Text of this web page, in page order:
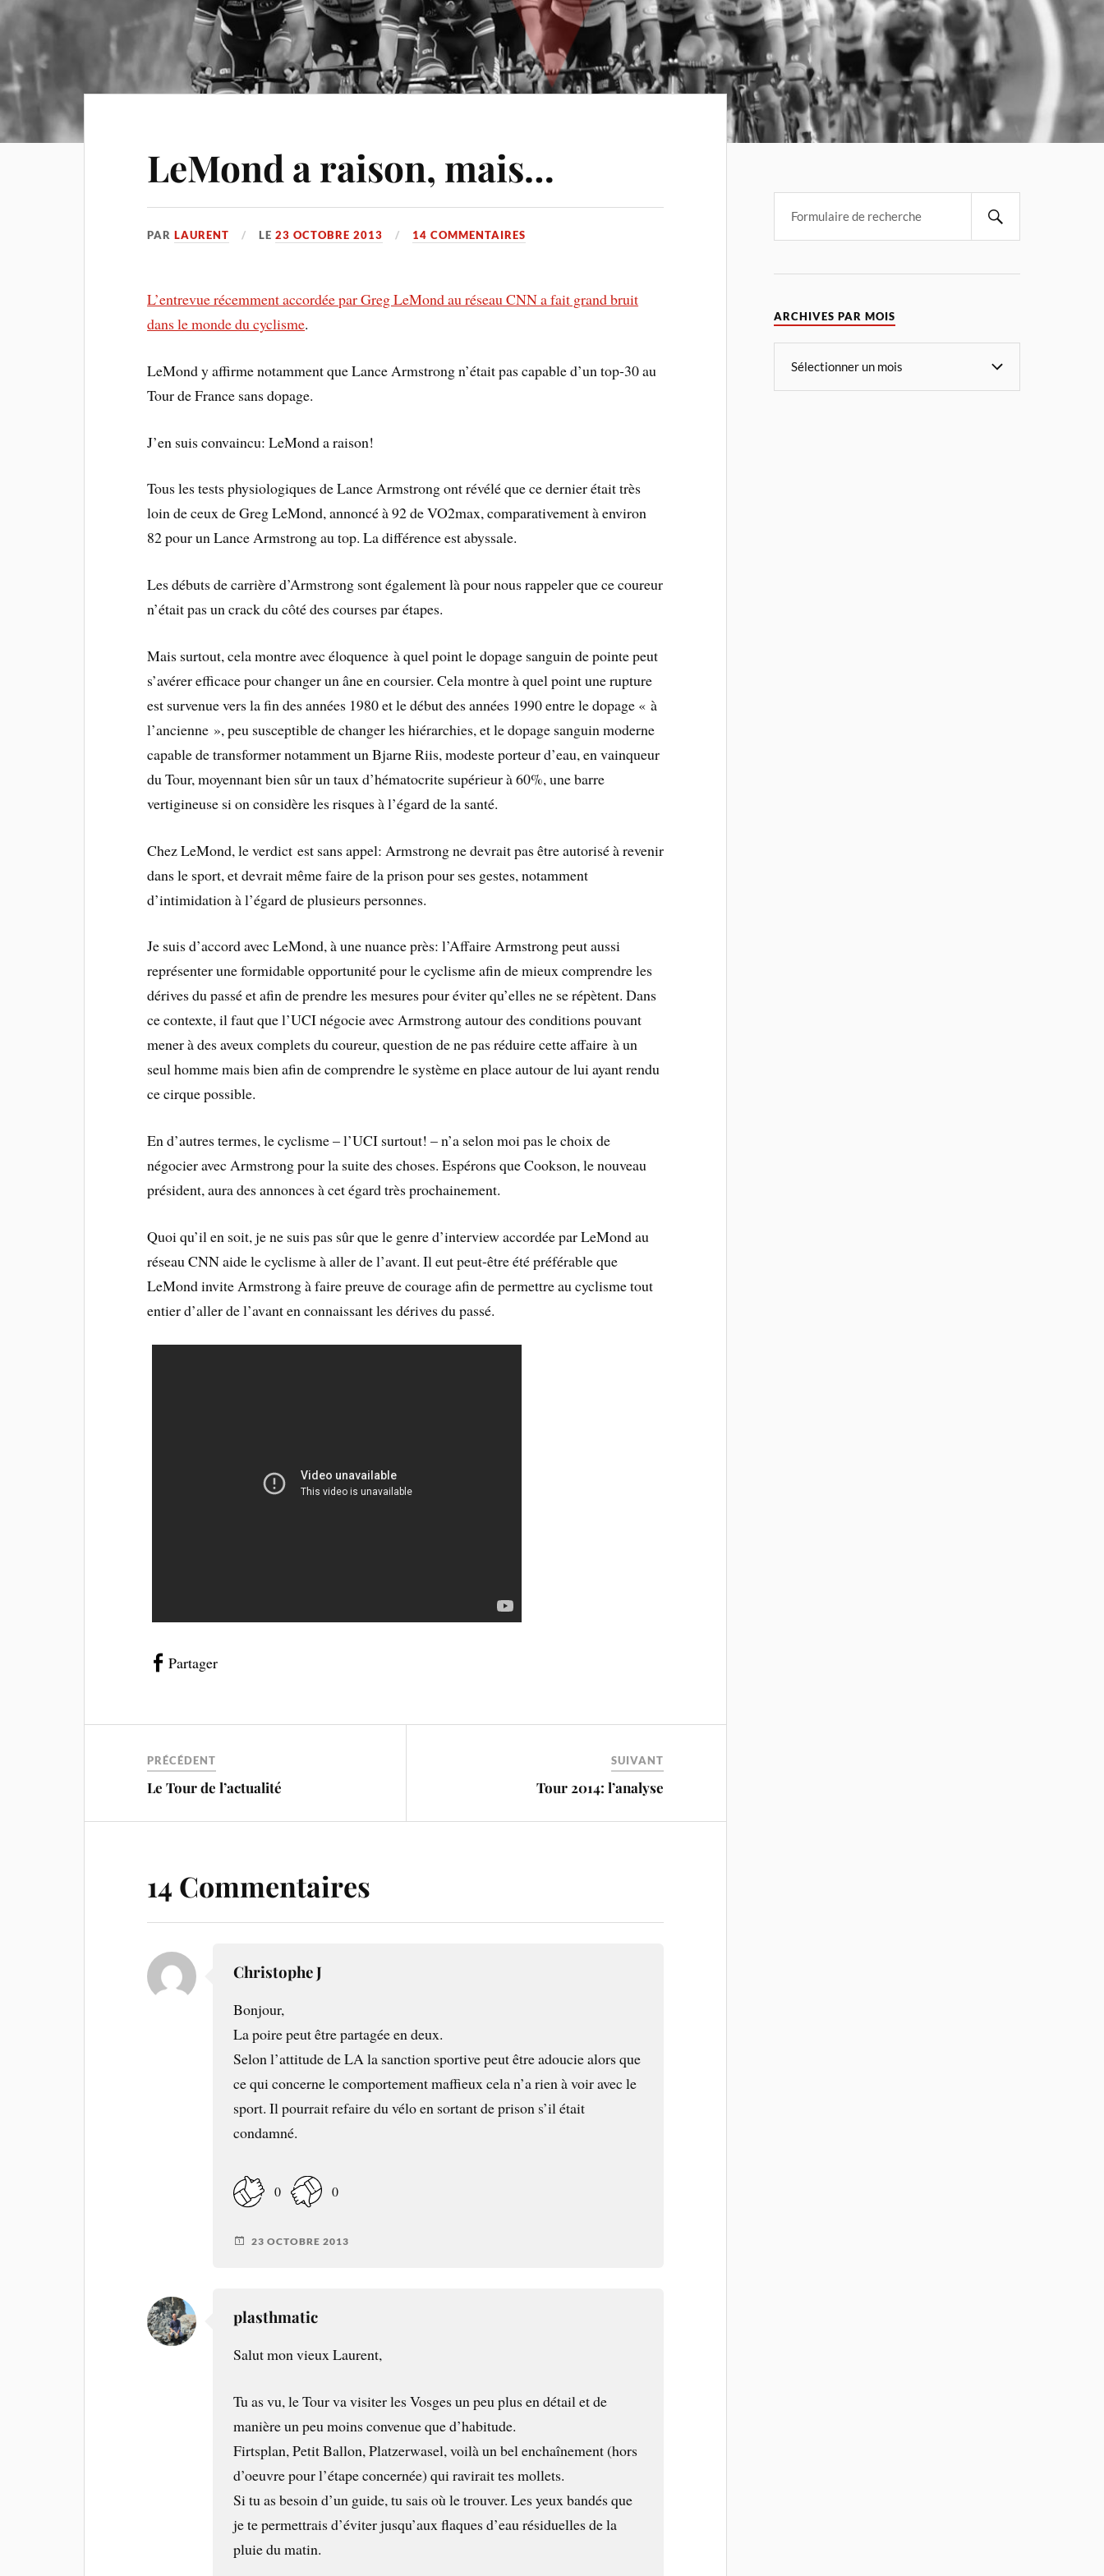
LeMond a raison, mais…
PARLAURENT LE23 OCTOBRE 2013 14 COMMENTAIRES
L’entrevue récemment accordée par Greg LeMond au réseau CNN a fait grand bruit
dans le monde du cyclisme.
LeMond y affirme notamment que Lance Armstrong n’était pas capable d’un top-30 au
Tour de France sans dopage.
J’en suis convaincu: LeMond a raison!
Tous les tests physiologiques de Lance Armstrong ont révélé que ce dernier était très
loin de ceux de Greg LeMond, annoncé à 92 de VO2max, comparativement à environ
82 pour un Lance Armstrong au top. La différence est abyssale.
Les débuts de carrière d’Armstrong sont également là pour nous rappeler que ce coureur
n’était pas un crack du côté des courses par étapes.
Mais surtout, cela montre avec éloquence à quel point le dopage sanguin de pointe peut
s’avérer efficace pour changer un âne en coursier. Cela montre à quel point une rupture
est survenue vers la fin des années 1980 et le début des années 1990 entre le dopage « à
l’ancienne », peu susceptible de changer les hiérarchies, et le dopage sanguin moderne
capable de transformer notamment un Bjarne Riis, modeste porteur d’eau, en vainqueur
du Tour, moyennant bien sûr un taux d’hématocrite supérieur à 60%, une barre
vertigineuse si on considère les risques à l’égard de la santé.
Chez LeMond, le verdict est sans appel: Armstrong ne devrait pas être autorisé à revenir
dans le sport, et devrait même faire de la prison pour ses gestes, notamment
d’intimidation à l’égard de plusieurs personnes.
Je suis d’accord avec LeMond, à une nuance près: l’Affaire Armstrong peut aussi
représenter une formidable opportunité pour le cyclisme afin de mieux comprendre les
dérives du passé et afin de prendre les mesures pour éviter qu’elles ne se répètent. Dans
ce contexte, il faut que l’UCI négocie avec Armstrong autour des conditions pouvant
mener à des aveux complets du coureur, question de ne pas réduire cette affaire à un
seul homme mais bien afin de comprendre le système en place autour de lui ayant rendu
ce cirque possible.
En d’autres termes, le cyclisme – l’UCI surtout! – n’a selon moi pas le choix de
négocier avec Armstrong pour la suite des choses. Espérons que Cookson, le nouveau
président, aura des annonces à cet égard très prochainement.
Quoi qu’il en soit, je ne suis pas sûr que le genre d’interview accordée par LeMond au
réseau CNN aide le cyclisme à aller de l’avant. Il eut peut-être été préférable que
LeMond invite Armstrong à faire preuve de courage afin de permettre au cyclisme tout
entier d’aller de l’avant en connaissant les dérives du passé.
Partager
PRÉCÉDENT
Le Tour de l’actualité
SUIVANT
Tour 2014: l’analyse
14 Commentaires
Christophe J
Bonjour,
La poire peut être partagée en deux.
Selon l’attitude de LA la sanction sportive peut être adoucie alors que
ce qui concerne le comportement maffieux cela n’a rien à voir avec le
sport. Il pourrait refaire du vélo en sortant de prison s’il était
condamné.
0 0
23 OCTOBRE 2013
plasthmatic
Salut mon vieux Laurent,
Tu as vu, le Tour va visiter les Vosges un peu plus en détail et de
manière un peu moins convenue que d’habitude.
Firtsplan, Petit Ballon, Platzerwasel, voilà un bel enchaînement (hors
d’oeuvre pour l’étape concernée) qui ravirait tes mollets.
Si tu as besoin d’un guide, tu sais où le trouver. Les yeux bandés que
je te permettrais d’éviter jusqu’aux flaques d’eau résiduelles de la
pluie du matin.
ARCHIVES PAR MOIS